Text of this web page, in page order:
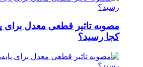
کجا رسید؟